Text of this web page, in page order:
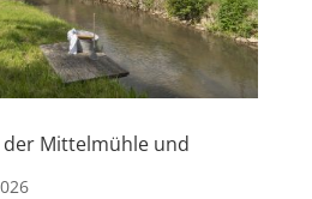
Mittelmühle und